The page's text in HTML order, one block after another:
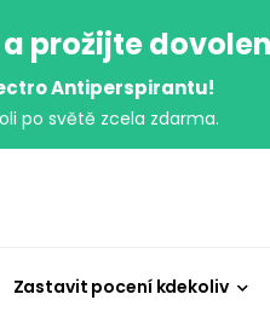
prožijte
Antiperspirantu!
po světě zcela zdarma.
Zastavit pocení kdekoliv